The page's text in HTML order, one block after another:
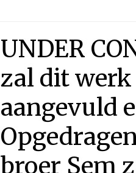
UNDER
zal dit werk
aangevuld
broer Sem